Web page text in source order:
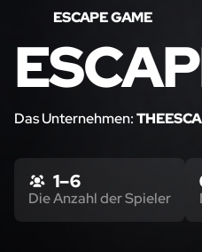
ESCAPE GAME
Das Unternehmen:
1 – 6
Die Anzahl der Spieler